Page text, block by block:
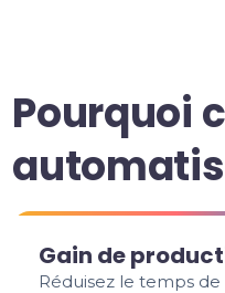
Pourquoi
Gain de
Réduisez le temps